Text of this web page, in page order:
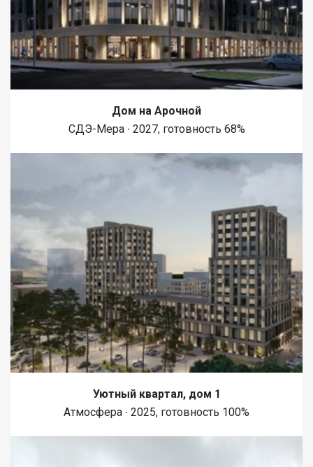
Дом на Арочной
СДЭ-Мера ∙ 2027, готовность 68%
Уютный квартал, дом 1
Атмосфера ∙ 2025, готовность 100%